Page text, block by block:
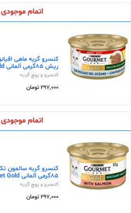
اتمام موجودی
کنسرو گربه ماهی
ریش 85گرمی آلمانی Gourmet Gold
کنسرو و پوچ گربه
297,000 تومان
اتمام موجودی
کنسرو گربه سالمون
85گرمی آلمانی Gourmet Gold
کنسرو و پوچ گربه
297,000 تومان